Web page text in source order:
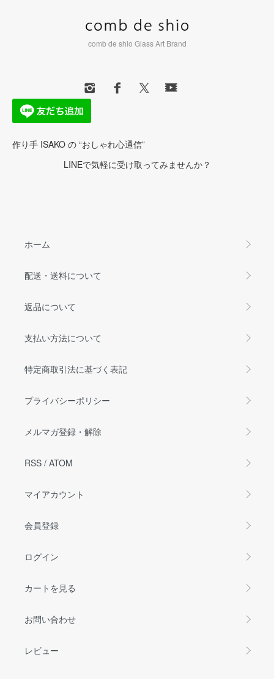
comb de shio Glass Art Brand
作り手 ISAKO の “おしゃれ心通信”
LINEで気軽に受け取ってみませんか？
ホーム
配送・送料について
返品について
支払い方法について
特定商取引法に基づく表記
プライバシーポリシー
メルマガ登録・解除
RSS / ATOM
マイアカウント
会員登録
ログイン
カートを見る
お問い合わせ
レビュー